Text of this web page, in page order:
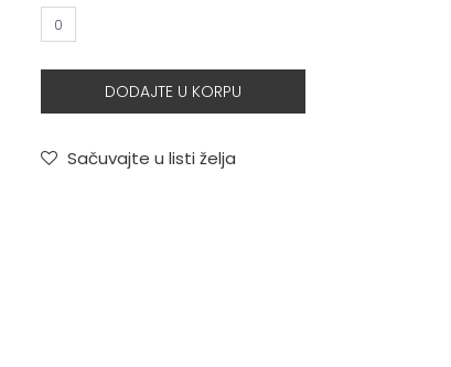
0
DODAJTE U KORPU
Sačuvajte u listi želja